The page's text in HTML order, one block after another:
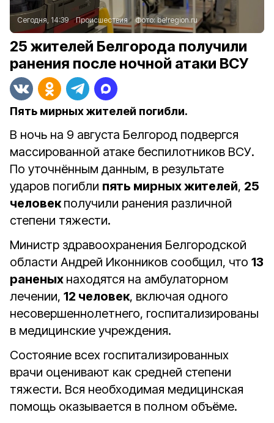
Сегодня, 14:39 Происшествия Фото: belregion.ru
25 жителей Белгорода получили
ранения после ночной атаки ВСУ
Пять мирных жителей погибли.
В ночь на 9 августа Белгород подвергся
массированной атаке беспилотников ВСУ.
По уточнённым данным, в результате
ударов погибли пять мирных жителей, 25
человекполучили ранения различной
степени тяжести.
Министр здравоохранения Белгородской
области Андрей Иконников сообщил, что 13
раненых находятся на амбулаторном
лечении, 12 человек, включая одного
несовершеннолетнего, госпитализированы
в медицинские учреждения.
Состояние всех госпитализированных
врачи оценивают как средней степени
тяжести. Вся необходимая медицинская
помощь оказывается в полном объёме.